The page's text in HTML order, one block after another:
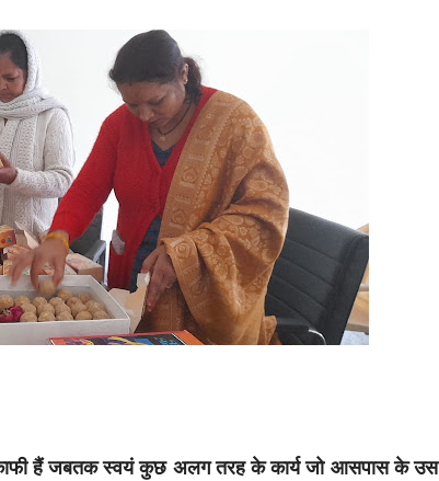
हैं जबतक स्वयं कुछ अलग तरह के कार्य जो आसपास के उस